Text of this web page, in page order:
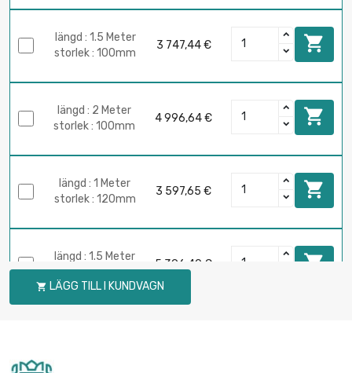
längd : 1.5 Meter
storlek : 100mm
3 747,44 € 
längd : 2 Meter
storlek : 100mm
4 996,64 € 
längd : 1 Meter
storlek : 120mm
3 597,65 € 
längd : 1.5 Meter
storlek : 120mm
5 396,40 € 
 LÄGG TILL I KUNDVAGN